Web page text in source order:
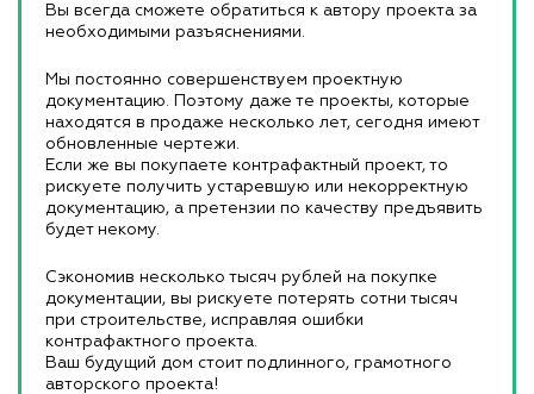
Вы всегда сможете обратиться к автору проекта за
необходимыми разъяснениями.
Мы постоянно совершенствуем проектную
документацию. Поэтому даже те проекты, которые
находятся в продаже несколько лет, сегодня имеют
обновленные чертежи.
Если же вы покупаете контрафактный проект, то
рискуете получить устаревшую или некорректную
документацию, а претензии по качеству предъявить
будет некому.
Сэкономив несколько тысяч рублей на покупке
документации, вы рискуете потерять сотни тысяч
при строительстве, исправляя ошибки
контрафактного проекта.
Ваш будущий дом стоит подлинного, грамотного
авторского проекта!